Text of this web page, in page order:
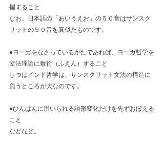
握すること
なお、日本語の「あいうえお」の５０音はサンスク
リットの５０音を真似たものです。
●ヨーガをなさっているかたであれば、ヨーガ哲学を
文法理論に敷衍（ふえん）すること
じつはインド哲学は、サンスクリット文法の構造に
負うところが大なのです。
●ひんぱんに用いられる語形変化だけを先ずおぼえる
こと
などなど。